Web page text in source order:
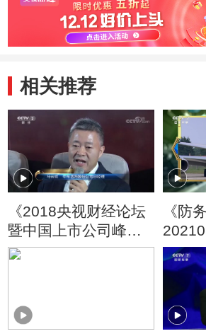
面目
相关推荐
《2018央视财经论坛
暨中国上市公司峰
会》 20181218 改革
《防
编队
任期
边球”